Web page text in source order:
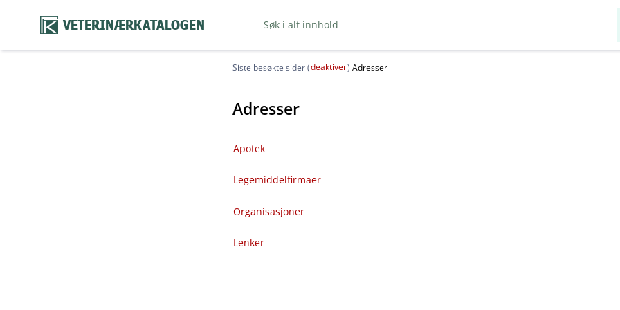
VETERINÆRKATALOGEN
Siste besøkte sider (deaktiver) Adresser
Adresser
Apotek
Legemiddelfirmaer
Organisasjoner
Lenker